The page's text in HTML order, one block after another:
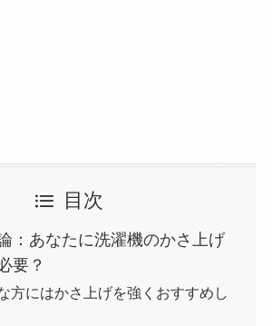
目次
：あなたに洗濯機のかさ上げ
要？
方にはかさ上げを強くおすすめし